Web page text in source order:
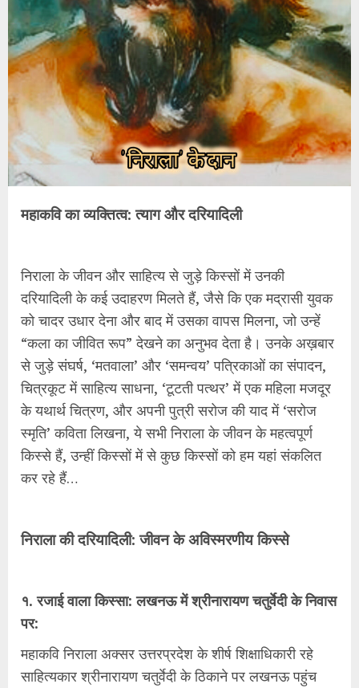
महाकवि का व्यक्तित्व: त्याग और दरियादिली
निराला के जीवन और साहित्य से जुड़े किस्सों में उनकी
दरियादिली के कई उदाहरण मिलते हैं, जैसे कि एक मद्रासी युवक
को चादर उधार देना और बाद में उसका वापस मिलना, जो उन्हें
“कला का जीवित रूप” देखने का अनुभव देता है। उनके अख़बार
से जुड़े संघर्ष, ‘मतवाला’ और ‘समन्वय’ पत्रिकाओं का संपादन,
चित्रकूट में साहित्य साधना, ‘टूटती पत्थर’ में एक महिला मजदूर
के यथार्थ चित्रण, और अपनी पुत्री सरोज की याद में ‘सरोज
स्मृति’ कविता लिखना, ये सभी निराला के जीवन के महत्वपूर्ण
किस्से हैं, उन्हीं किस्सों में से कुछ किस्सों को हम यहां संकलित
कर रहे हैं…
निराला की दरियादिली: जीवन के अविस्मरणीय किस्से
१. रजाई वाला किस्सा: लखनऊ में श्रीनारायण चतुर्वेदी के निवास
पर:
महाकवि निराला अक्सर उत्तरप्रदेश के शीर्ष शिक्षाधिकारी रहे
साहित्यकार श्रीनारायण चतुर्वेदी के ठिकाने पर लखनऊ पहुंच